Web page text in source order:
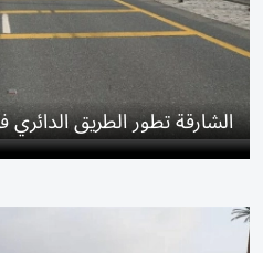
الشارقة تطور الطريق الدائري في